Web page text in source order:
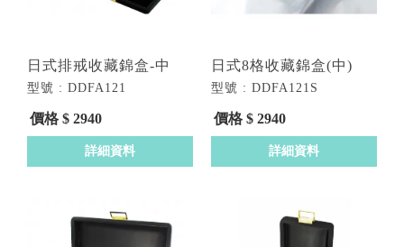
日式排戒收藏錦盒-中
型號 : DDFA121
價格 $ 2940
詳細資料
日式8格收藏錦盒(中)
型號 : DDFA121S
價格 $ 2940
詳細資料